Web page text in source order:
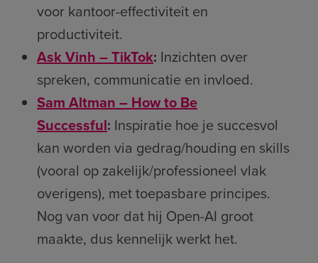
voor kantoor-effectiviteit en
productiviteit.
Ask Vinh – TikTok: Inzichten over
spreken, communicatie en invloed.
Sam Altman – How to Be
Successful: Inspiratie hoe je succesvol
kan worden via gedrag/houding en skills
(vooral op zakelijk/professioneel vlak
overigens), met toepasbare principes.
Nog van voor dat hij Open-AI groot
maakte, dus kennelijk werkt het.